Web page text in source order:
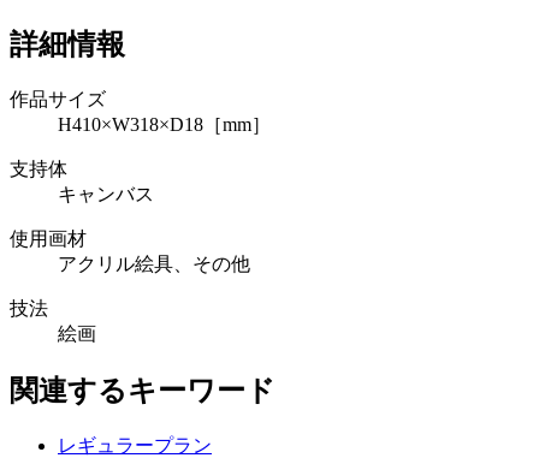
詳細情報
作品サイズ
H410×W318×D18［mm］
支持体
キャンバス
使用画材
アクリル絵具、その他
技法
絵画
関連するキーワード
レギュラープラン